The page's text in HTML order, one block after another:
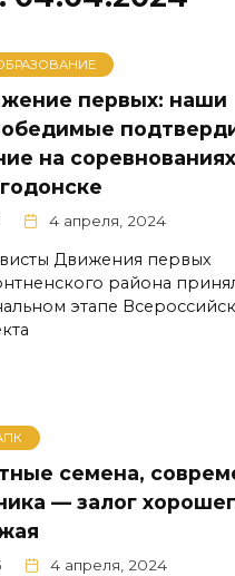
первых: наши
на
4 апреля, 2024
Движения первых
района
этапе
семена,
— залог
4 апреля, 2024